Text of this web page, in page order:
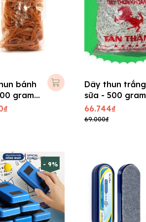
bánh
gram
Dây thun trắng
sữa - 500 gram
66.744₫
69.000₫
- 9%